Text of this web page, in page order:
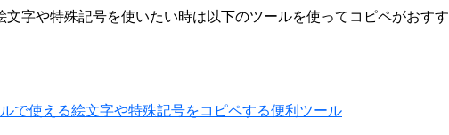
文字や特殊記号を使いたい時は以下のツールを使ってコピペがおすす
で使える絵文字や特殊記号をコピペする便利ツール